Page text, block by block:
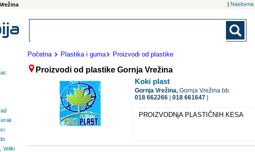
| Naslovna
Početna Plastika i guma Proizvodi od plastike
Proizvodi od plastike Gornja Vrežina
Koki plast
Gornja Vrežina,Gornja Vrežina bb
018 662266 |018 661647
PROIZVODNjA PLASTIČNIH KESA
Veliki